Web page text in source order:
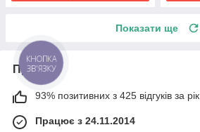
Показати ще
Про нас
93% позитивних з 425 відгуків за рік
Працює з 24.11.2014
КНОПКА
ЗВ'ЯЗКУ